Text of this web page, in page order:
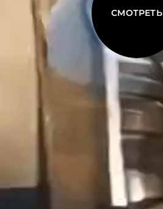
СМОТРЕТЬ